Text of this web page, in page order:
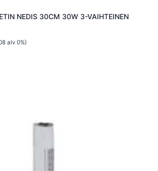
NEDIS 30CM 30W 3-VAIHTEINEN
alv 0%)